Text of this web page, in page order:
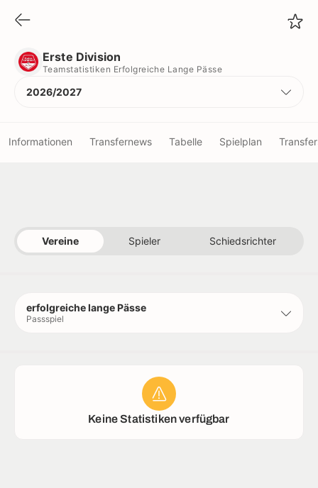
Erste Division
Teamstatistiken Erfolgreiche Lange Pässe
2026/2027
Informationen Transfernews Tabelle Spielplan
Vereine Spieler Schiedsrichter
erfolgreiche lange Pässe
Passspiel
Keine Statistiken verfügbar